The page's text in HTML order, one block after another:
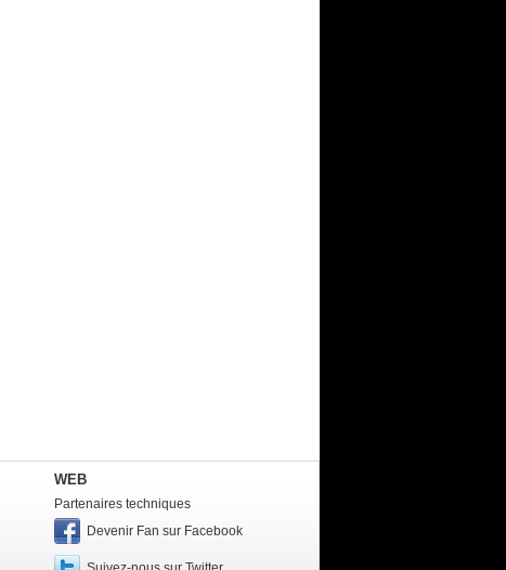
WEB
Partenaires techniques
Devenir Fan sur Facebook